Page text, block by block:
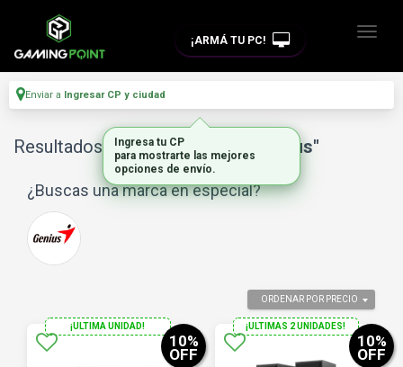
¡ARMÁ TU PC!
Enviar a Ingresar CP y ciudad
Resultados para"parlantes pc genius"
¿Buscas una marca en especial?
ORDENAR POR PRECIO
¡ULTIMA UNIDAD!
10%
OFF
¡ULTIMAS 2 UNIDADES!
10%
OFF
Ingresa tu CP
para mostrarte las mejores
opciones de envío.